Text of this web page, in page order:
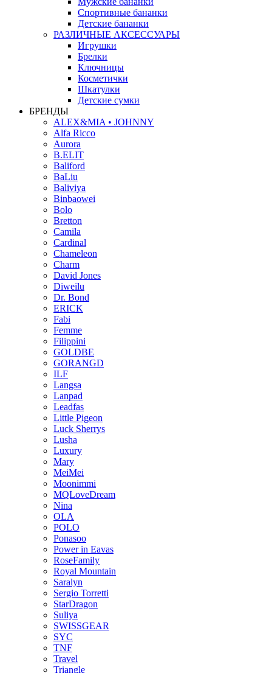
Спортивные бананки
Детские бананки
РАЗЛИЧНЫЕ АКСЕССУАРЫ
Игрушки
Брелки
Ключницы
Косметички
Шкатулки
Детские сумки
БРЕНДЫ
ALEX&MIA • JOHNNY
Alfa Ricco
Aurora
B.ELIT
Baliford
BaLiu
Baliviya
Binbaowei
Bolo
Bretton
Camila
Cardinal
Chameleon
Charm
David Jones
Diweilu
Dr. Bond
ERICK
Fabi
Femme
Filippini
GOLDBE
GORANGD
ILF
Langsa
Lanpad
Leadfas
Little Pigeon
Luck Sherrys
Lusha
Luxury
Mary
MeiMei
Moonimmi
MQLoveDream
Nina
OLA
POLO
Ponasoo
Power in Eavas
RoseFamily
Royal Mountain
Saralyn
Sergio Torretti
StarDragon
Suliya
SWISSGEAR
SYC
TNF
Travel
Triangle